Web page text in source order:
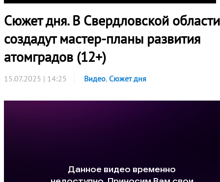
Сюжет дня. В Свердловской области
создадут мастер-планы развития
атомградов (12+)
15.07.2025 | 14:25 Видео, Сюжет дня